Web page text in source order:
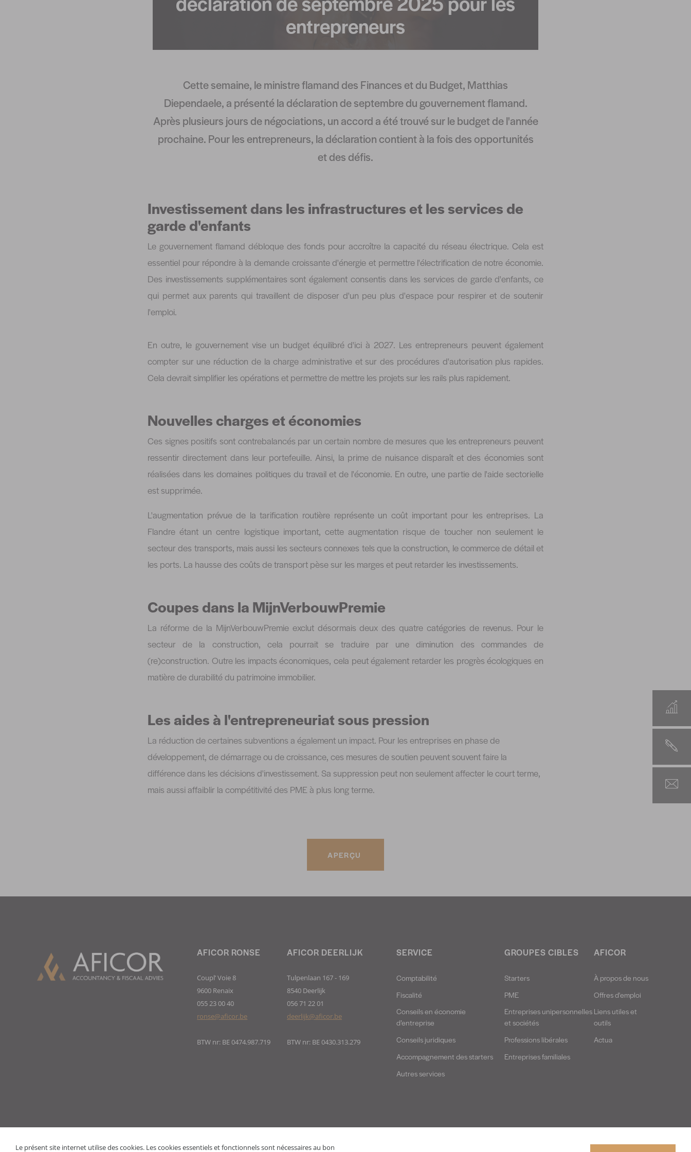
entrepreneurs
Cette semaine, le ministre flamand des Finances et du Budget, Matthias
Diependaele, a présenté la déclaration de septembre du gouvernement flamand.
Après plusieurs jours de négociations, un accord a été trouvé sur le budget de l'année
prochaine. Pour les entrepreneurs, la déclaration contient à la fois des opportunités
et des défis.
Investissement dans les infrastructures et les services de
garde d'enfants
Le gouvernement flamand débloque des fonds pour accroître la capacité du réseau électrique. Cela est
essentiel pour répondre à la demande croissante d'énergie et permettre l'électrification de notre économie.
Des investissements supplémentaires sont également consentis dans les services de garde d'enfants, ce
qui permet aux parents qui travaillent de disposer d'un peu plus d'espace pour respirer et de soutenir
l'emploi.
En outre, le gouvernement vise un budget équilibré d'ici à 2027. Les entrepreneurs peuvent également
compter sur une réduction de la charge administrative et sur des procédures d'autorisation plus rapides.
Cela devrait simplifier les opérations et permettre de mettre les projets sur les rails plus rapidement.
Nouvelles charges et économies
Ces signes positifs sont contrebalancés par un certain nombre de mesures que les entrepreneurs peuvent
ressentir directement dans leur portefeuille. Ainsi, la prime de nuisance disparaît et des économies sont
réalisées dans les domaines politiques du travail et de l'économie. En outre, une partie de l'aide sectorielle
est supprimée.
L'augmentation prévue de la tarification routière représente un coût important pour les entreprises. La
Flandre étant un centre logistique important, cette augmentation risque de toucher non seulement le
secteur des transports, mais aussi les secteurs connexes tels que la construction, le commerce de détail et
les ports. La hausse des coûts de transport pèse sur les marges et peut retarder les investissements.
Coupes dans la MijnVerbouwPremie
La réforme de la MijnVerbouwPremie exclut désormais deux des quatre catégories de revenus. Pour le
secteur de la construction, cela pourrait se traduire par une diminution des commandes de
(re)construction. Outre les impacts économiques, cela peut également retarder les progrès écologiques en
matière de durabilité du patrimoine immobilier.
Les aides à l'entrepreneuriat sous pression
La réduction de certaines subventions a également un impact. Pour les entreprises en phase de
développement, de démarrage ou de croissance, ces mesures de soutien peuvent souvent faire la
différence dans les décisions d'investissement. Sa suppression peut non seulement affecter le court terme,
mais aussi affaiblir la compétitivité des PME à plus long terme.
APERÇU
SERVICE
Comptabilité
Fiscalité
Conseils en économie
d’entreprise
Conseils juridiques
Accompagnement des starters
Autres services
GROUPES CIBLES
Starters
PME
Entreprises unipersonnelles
et sociétés
Professions libérales
Entreprises familiales
AFICOR
À propos de nous
Offres d'emploi
Liens utiles et
outils
Actua
AFICOR DEERLIJK
Tulpenlaan 167 - 169
8540 Deerlijk
056 71 22 01
deerlijk@aficor.be
BTW nr: BE 0430.313.279
AFICOR RONSE
Coupl’ Voie 8
9600 Renaix
055 23 00 40
ronse@aficor.be
BTW nr: BE 0474.987.719
Le présent site internet utilise des cookies. Les cookies essentiels et fonctionnels sont nécessaires au bon